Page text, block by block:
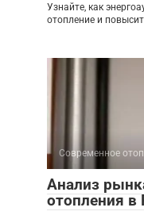
Узнайте, как
отопление и
Современное
Анализ
отопления в